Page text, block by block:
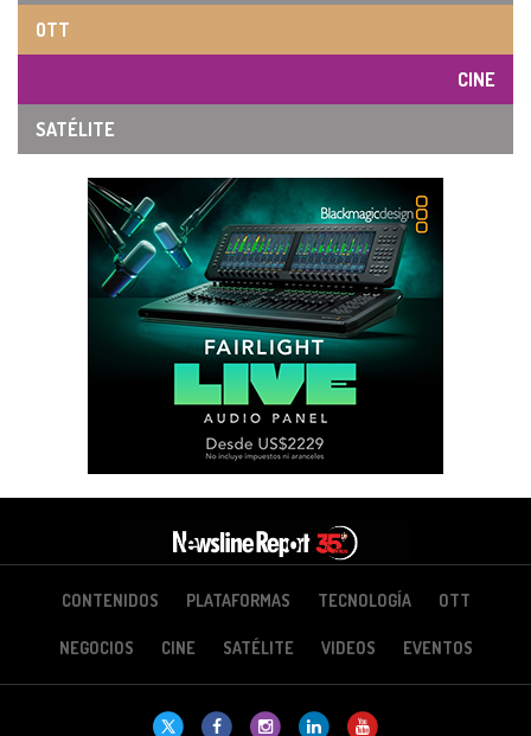
OTT
CINE
SATÉLITE
CONTENIDOS PLATAFORMAS TECNOLOGÍA OTT
NEGOCIOS CINE SATÉLITE VIDEOS EVENTOS